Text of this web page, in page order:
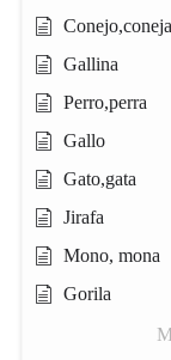
Conejo,coneja
Gallina
Perro,perra
Gallo
Gato,gata
Jirafa
Mono, mona
Gorila